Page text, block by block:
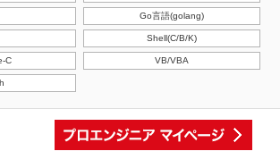
Go言語(golang)
Shell(C/B/K)
C VB/VBA